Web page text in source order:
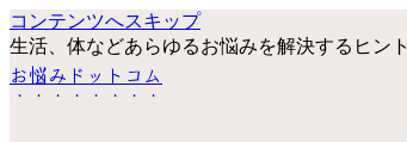
コンテンツへスキップ
生活、体などあらゆるお悩みを解決するヒント
お悩みドットコム